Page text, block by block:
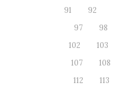
91
92
97
98
102
103
107
108
112
113